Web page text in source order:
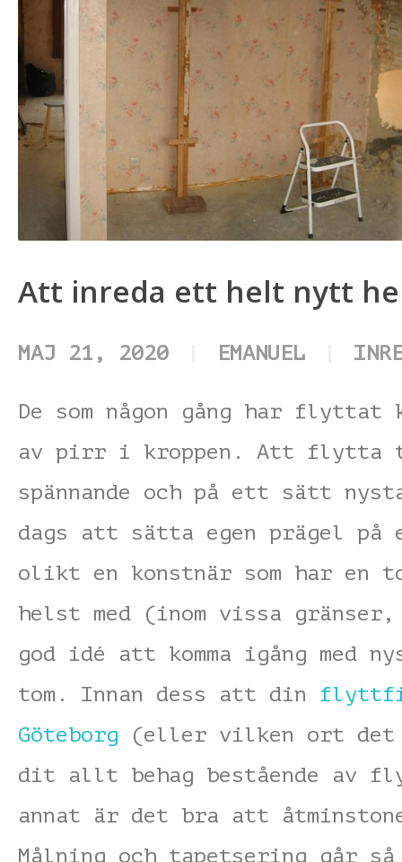
Att inreda ett helt nytt
MAJ 21, 2020 EMANUEL
De som någon gång har flyttat
av pirr i kroppen. Att flytta
spännande och på ett sätt
dags att sätta egen prägel
olikt en konstnär som har en
helst med (inom vissa
god idé att komma igång med
tom. Innan dess att din
Göteborg (eller vilken ort det
dit allt behag bestående av
annat är det bra att
Målning och tapetsering går